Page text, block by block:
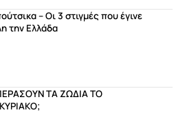
– Οι 3 στιγμές που έγινε
την Ελλάδα
ΤΑ ΖΩΔΙΑ ΤΟ